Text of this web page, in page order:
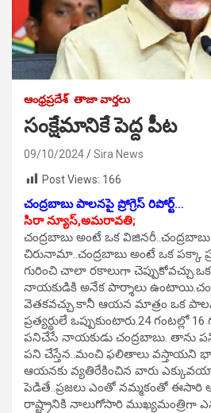
ఆంధ్రప్రదేశ్ తాజా వార్తలు
సంక్షేమానికే పెద్ద పీట
09/10/2024
Sira News
Post Views: 166
చంద్రబాబు పాలనపై ప్రోగ్రెస్ రిపోర్ట్…
సిరా న్యూస్,అమరావతి;
చంద్రబాబు అంటే ఒక
చిరునామా..చంద్రబాబు అంటే ఒక పక్కా
గురించి చాలా రకాలుగా
నాయకుడికి అనేక పార్శాలు
వెతకవచ్చు.కానీ ఆయన మాత్రం ఒక
ప్రత్యర్థులే ఒప్పుకుంటారు.24 గంటల్లో
పనిచేసే నాయకుడు చంద్రబాబు. తాను
పని చేస్తేన..మంచి ఫలితాలు వస్తాయని
ఆయనకు వ్యతిరేకించిన వారు
పెడితే..ప్రజలు ఎంతో నమ్మకంతో
రాష్ట్రానికి నాలుగోసారి ముఖ్యమంత్రిగా